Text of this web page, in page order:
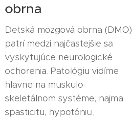
obrna
Detská mozgová obrna (DMO)
patrí medzi najčastejšie sa
vyskytujúce neurologické
ochorenia. Patológiu vidíme
hlavne na muskulo-
skeletálnom systéme, najmä
spasticitu, hypotóniu,